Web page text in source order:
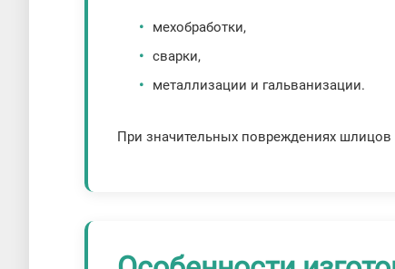
мехобработки,
сварки,
металлизации и гальванизации.
При значительных повреждениях шлицов